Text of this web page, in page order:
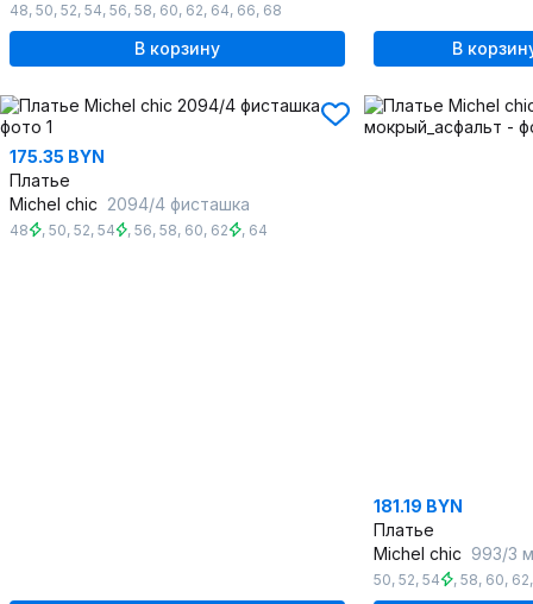
48, 50, 52, 54, 56, 58, 60, 62, 64, 66, 68
В корзину В
175.35 BYN
Платье
Michel chic 2094/4 фисташка
48 , 50, 52, 54 , 56, 58, 60, 62 , 64
181.19 BYN
Платье
Michel chic 993/3
50, 52, 54 , 58, 60, 62